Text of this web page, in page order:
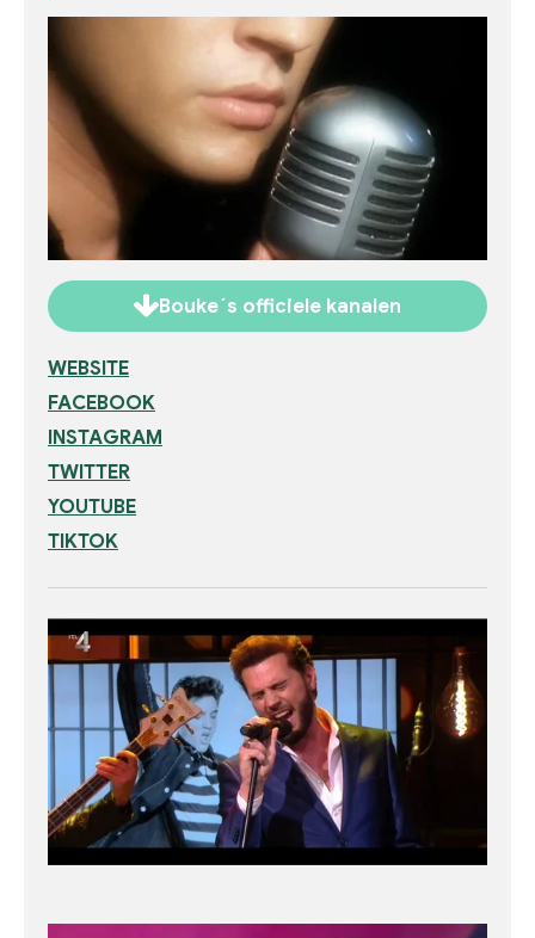
Bouke´s officiele kanalen
WEBSITE
FACEBOOK
INSTAGRAM
TWITTER
YOUTUBE
TIKTOK